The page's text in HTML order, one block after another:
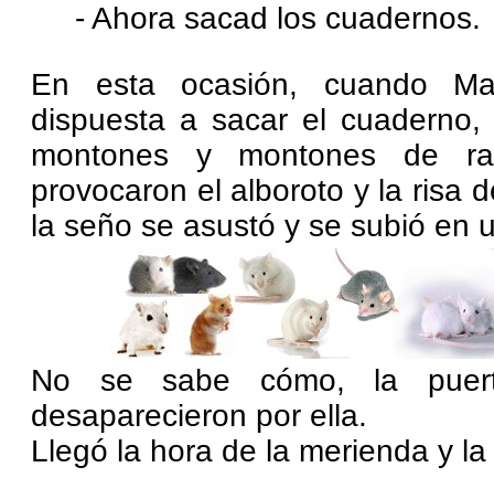
- Ahora sacad los cuadernos.
En esta ocasión, cuando
dispuesta a sacar el
montones y montones de
provocaron el alboroto y la risa
la seño se asustó y se subió en
No se sabe cómo, la
desaparecieron por ella.
Llegó la hora de la merienda y